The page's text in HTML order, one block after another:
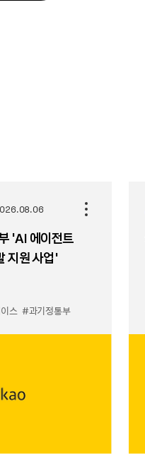
‘AI 에이전트
지원 사업’
스 #과기정통부